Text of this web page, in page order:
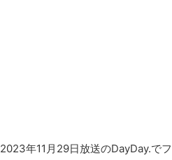
2023年11月29日放送のDayDay.で